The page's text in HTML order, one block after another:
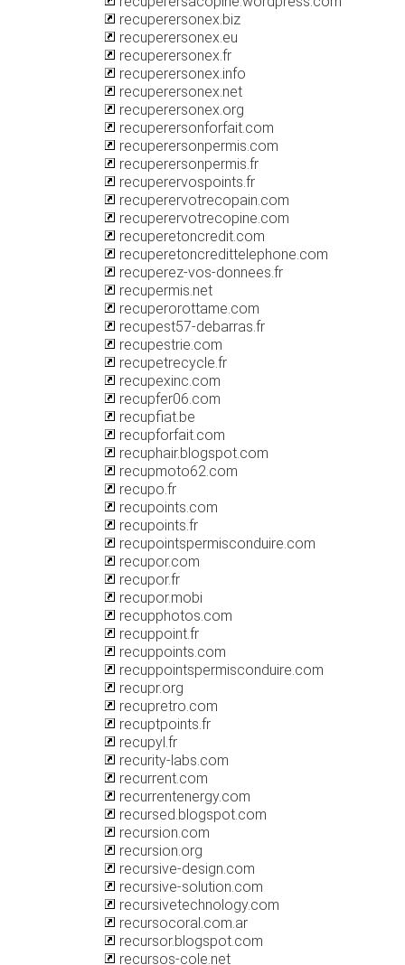
recuperersonex.biz
recuperersonex.eu
recuperersonex.fr
recuperersonex.info
recuperersonex.net
recuperersonex.org
recuperersonforfait.com
recuperersonpermis.com
recuperersonpermis.fr
recuperervospoints.fr
recuperervotrecopain.com
recuperervotrecopine.com
recuperetoncredit.com
recuperetoncredittelephone.com
recuperez-vos-donnees.fr
recupermis.net
recuperorottame.com
recupest57-debarras.fr
recupestrie.com
recupetrecycle.fr
recupexinc.com
recupfer06.com
recupfiat.be
recupforfait.com
recuphair.blogspot.com
recupmoto62.com
recupo.fr
recupoints.com
recupoints.fr
recupointspermisconduire.com
recupor.com
recupor.fr
recupor.mobi
recupphotos.com
recuppoint.fr
recuppoints.com
recuppointspermisconduire.com
recupr.org
recupretro.com
recuptpoints.fr
recupyl.fr
recurity-labs.com
recurrent.com
recurrentenergy.com
recursed.blogspot.com
recursion.com
recursion.org
recursive-design.com
recursive-solution.com
recursivetechnology.com
recursocoral.com.ar
recursor.blogspot.com
recursos-cole.net